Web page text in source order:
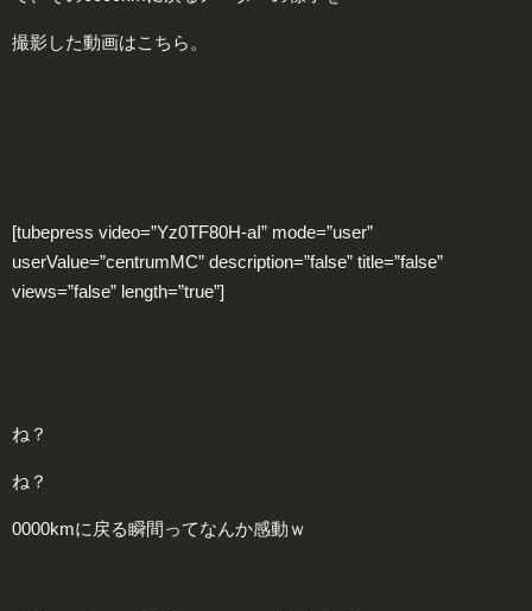
撮影した動画はこちら。
[tubepress video=”Yz0TF80H-aI” mode=”user”
userValue=”centrumMC” description=”false” title=”false”
views=”false” length=”true”]
ね？
ね？
0000kmに戻る瞬間ってなんか感動ｗ